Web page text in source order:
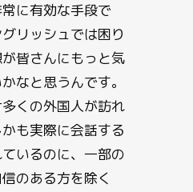
に有効な手段で
リッシュでは困り
皆さんにもっと気
なと思うんです。
くの外国人が訪れ
も実際に会話する
いるのに、一部の
のある方を除く